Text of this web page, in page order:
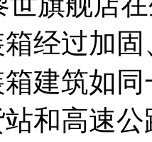
经过加
建筑如
和高速